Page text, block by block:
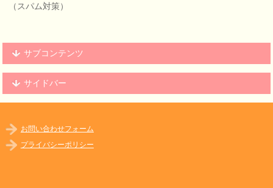
（スパム対策）
サブコンテンツ
サイドバー
お問い合わせフォーム
プライバシーポリシー